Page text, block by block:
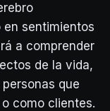
sentimientos
a comprender
de la vida,
que
como clientes.